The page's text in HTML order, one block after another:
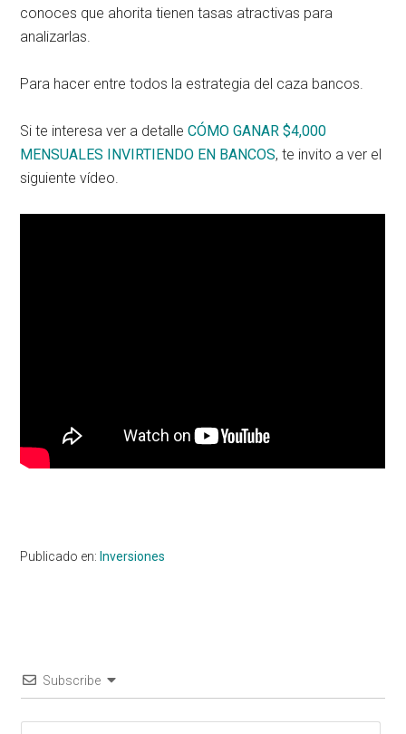
conoces que ahorita tienen tasas atractivas para
analizarlas.
Para hacer entre todos la estrategia del caza bancos.
Si te interesa ver a detalleCÓMO GANAR $4,000
MENSUALES INVIRTIENDO EN BANCOS, te invito a ver el
siguiente vídeo.
Publicado en: Inversiones
Subscribe